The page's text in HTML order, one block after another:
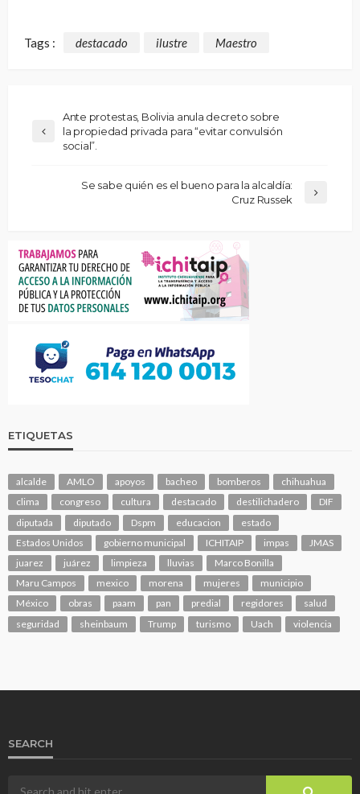
Tags : destacado ilustre Maestro
Ante protestas, Bolivia anula decreto sobre
la propiedad privada para “evitar convulsión
social”.
Se sabe quién es el bueno para la alcaldía:
Cruz Russek
ETIQUETAS
alcalde AMLO apoyos bacheo bomberos
chihuahua
clima
congreso cultura destacado destilichadero
DIF
diputada
diputado Dspm educacion
estado
Estados Unidos
gobierno municipal ICHITAIP impas
JMAS
juarez
juárez limpieza lluvias
Marco Bonilla
Maru Campos
mexico morena mujeres
municipio
México
obras paam pan predial regidores
salud
seguridad
sheinbaum Trump turismo Uach violencia
SEARCH